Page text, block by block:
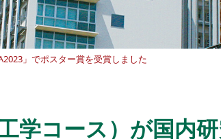
」でポスター賞を受賞しました
コース）が国内